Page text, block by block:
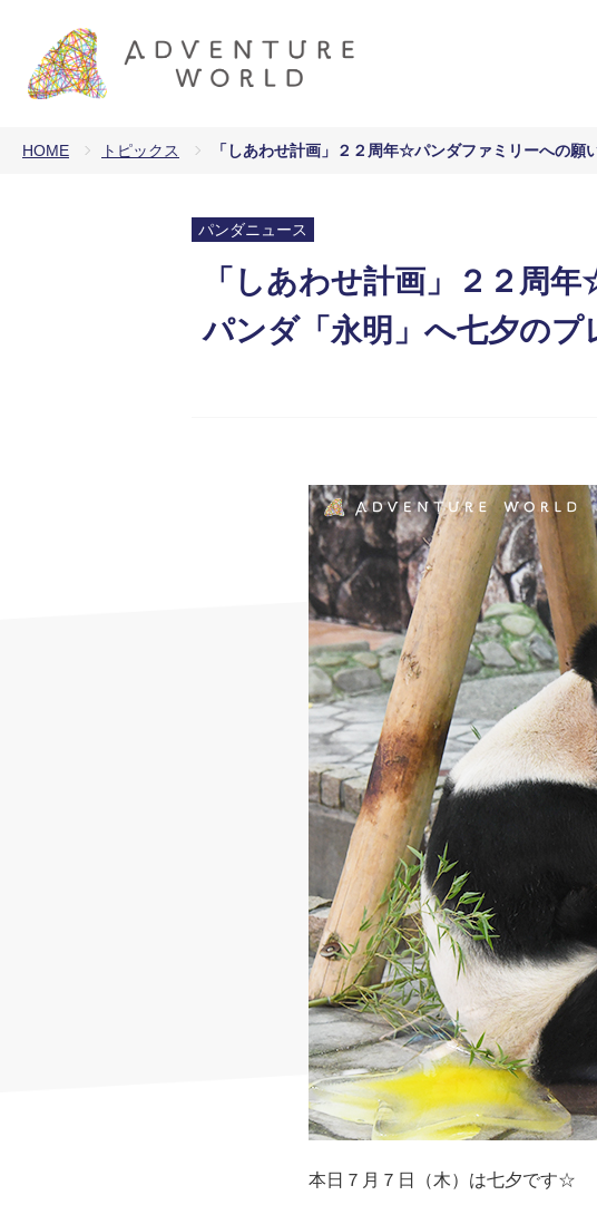
HOME トピックス 「しあわせ計画」２２周年☆パンダファミリーへの
パンダニュース
「しあわせ計画」２２周
パンダ「永明」へ七夕のプ
本日７月７日（木）は七夕です☆